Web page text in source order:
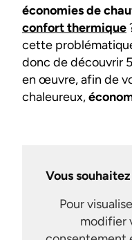
économies de
confort thermique
cette
donc de découvrir
en œuvre, afin de
chaleureux,
Vous
Pour
modifier